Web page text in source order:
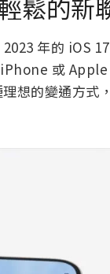
鬆的新
年的 iOS
或
想的變通方式